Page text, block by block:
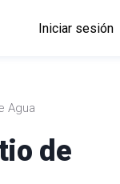
Iniciar sesión
Agua
de